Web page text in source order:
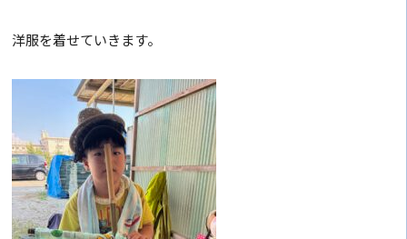
洋服を着せていきます。